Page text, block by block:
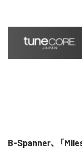
B-Spanner、「